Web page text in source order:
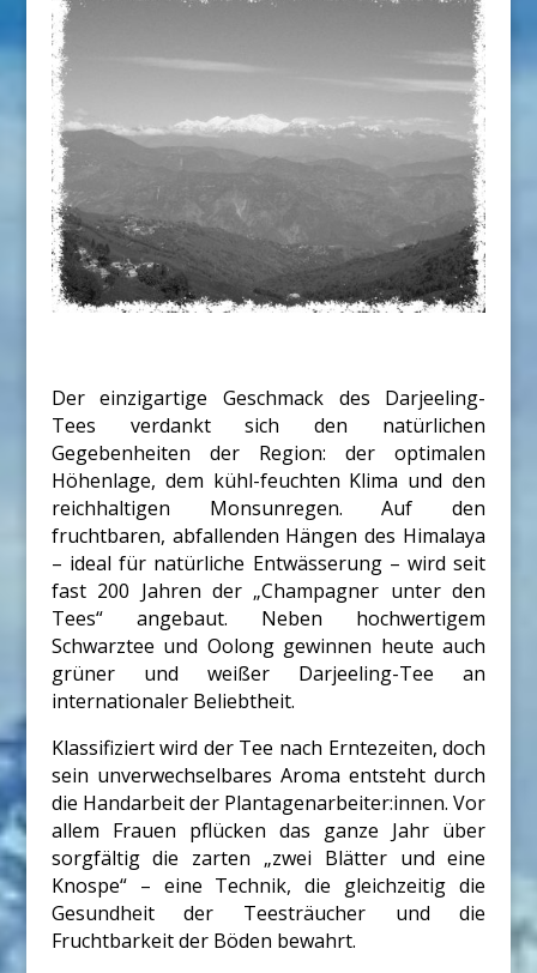
Der einzigartige Geschmack des Darjeeling-
Tees verdankt sich den natürlichen
Gegebenheiten der Region: der optimalen
Höhenlage, dem kühl-feuchten Klima und den
reichhaltigen Monsunregen. Auf den
fruchtbaren, abfallenden Hängen des Himalaya
– ideal für natürliche Entwässerung – wird seit
fast 200 Jahren der „Champagner unter den
Tees“ angebaut. Neben hochwertigem
Schwarztee und Oolong gewinnen heute auch
grüner und weißer Darjeeling-Tee an
internationaler Beliebtheit.
Klassifiziert wird der Tee nach Erntezeiten, doch
sein unverwechselbares Aroma entsteht durch
die Handarbeit der Plantagenarbeiter:innen. Vor
allem Frauen pflücken das ganze Jahr über
sorgfältig die zarten „zwei Blätter und eine
Knospe“ – eine Technik, die gleichzeitig die
Gesundheit der Teesträucher und die
Fruchtbarkeit der Böden bewahrt.